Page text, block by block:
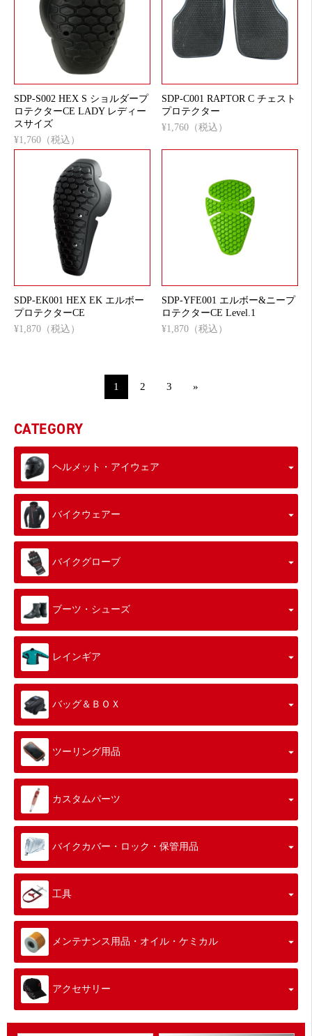
SDP-S002 HEX S ショルダープ
ロテクターCE LADY レディー
スサイズ
¥1,760（税込）
SDP-C001 RAPTOR C チェスト
プロテクター
¥1,760（税込）
SDP-EK001 HEX EK エルボー
プロテクターCE
¥1,870（税込）
SDP-YFE001 エルボー&ニープ
ロテクターCE Level.1
¥1,870（税込）
1 2 3 »
CATEGORY
ヘルメット・アイウェア
バイクウェアー
バイクグローブ
ブーツ・シューズ
レインギア
バッグ＆ＢＯＸ
ツーリング用品
カスタムパーツ
バイクカバー・ロック・保管用品
工具
メンテナンス用品・オイル・ケミカル
アクセサリー